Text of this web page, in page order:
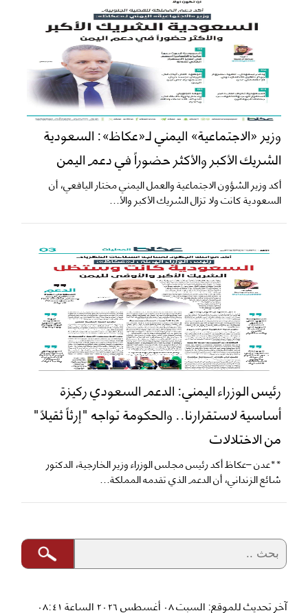
وزير «الاجتماعية» اليمني لـ«عكاظ»: السعودية
الشريك الأكبر والأكثر حضوراً في دعم اليمن
أكد وزير الشؤون الاجتماعية والعمل اليمني مختار اليافعي، أن
السعودية كانت ولا تزال الشريك الأكبر والأ...
رئيس الوزراء اليمني: الدعم السعودي ركيزة
أساسية لاستقرارنا.. والحكومة تواجه "إرثاً ثقيلاً"
من الاختلالات
**عدن –عكاظ أكد رئيس مجلس الوزراء وزير الخارجية، الدكتور
شائع الزنداني، أن الدعم الذي تقدمه المملكة...
آخر تحديث للموقع: السبت ٠٨ أغسطس ٢٠٢٦ الساعة ٠٨:٤١